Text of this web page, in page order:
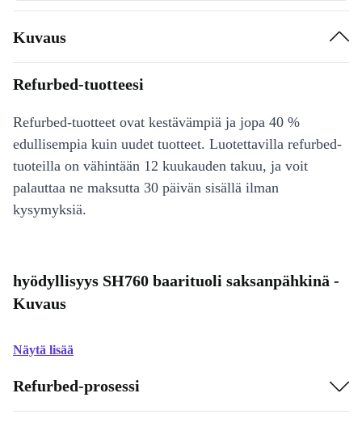
Kuvaus
Refurbed-tuotteesi
Refurbed-tuotteet ovat kestävämpiä ja jopa 40 %
edullisempia kuin uudet tuotteet. Luotettavilla refurbed-
tuoteilla on vähintään 12 kuukauden takuu, ja voit
palauttaa ne maksutta 30 päivän sisällä ilman
kysymyksiä.
hyödyllisyys SH760 baarituoli saksanpähkinä -
Kuvaus
Näytä lisää
Refurbed-prosessi